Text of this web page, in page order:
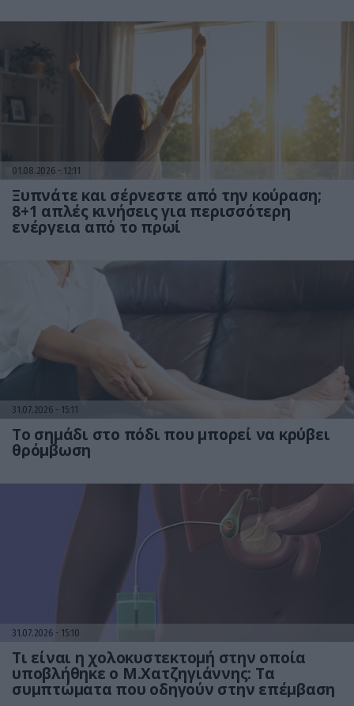
01.08.2026 12:11
Ξυπνάτε και σέρνεστε από την κούραση;
8+1 απλές κινήσεις για περισσότερη
ενέργεια από το πρωί
31.07.2026 15:11
Το σημάδι στο πόδι που μπορεί να κρύβει
θρόμβωση
31.07.2026 15:10
Τι είναι η χολοκυστεκτομή στην οποία
υποβλήθηκε ο Μ.Χατζηγιάννης: Tα
συμπτώματα που οδηγούν στην επέμβαση